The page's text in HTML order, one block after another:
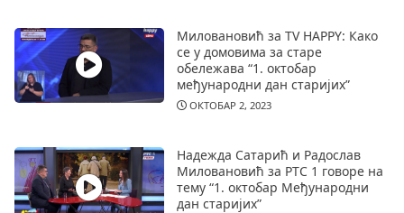
Миловановић за TV HAPPY: Како
се у домовима за старе
обележава “1. октобар
међународни дан старијих”
ОКТОБАР 2, 2023
Надежда Сатарић и Радослав
Миловановић за РТС 1 говоре на
тему “1. октобар Међународни
дан старијих”